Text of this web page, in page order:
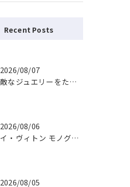
Recent Posts
2026/08/07
素敵なジュエリーをたくさんお買取りさせていただきました✨
2026/08/06
ルイ・ヴィトン モノグラムバッグ2点をお買取させていただきました✨
2026/08/05